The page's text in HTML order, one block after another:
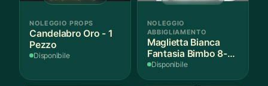
NOLEGGIO PROPS
Candelabro Oro - 1
Pezzo
Disponibile
NOLEGGIO
ABBIGLIAMENTO
Maglietta Bianca
Fantasia Bimbo 8-9
Anni Cotone - 1
Disponibile